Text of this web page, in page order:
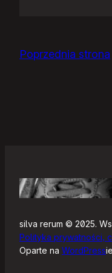
Poprzednia strona
silva rerum © 2025.
Polityka prywatności,
Oparte na WordPress